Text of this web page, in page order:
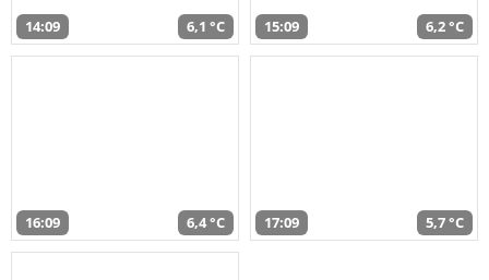
14:09 6,1 °C 15:09 6,2 °C
16:09 6,4 °C 17:09 5,7 °C